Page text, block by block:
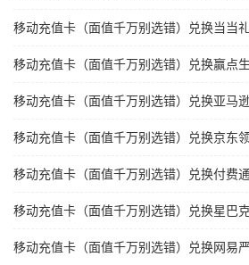
移动充值卡（面值千万别选错）兑换当当
移动充值卡（面值千万别选错）兑换赢点
移动充值卡（面值千万别选错）兑换亚马
移动充值卡（面值千万别选错）兑换京东
移动充值卡（面值千万别选错）兑换付费
移动充值卡（面值千万别选错）兑换星巴
移动充值卡（面值千万别选错）兑换网易